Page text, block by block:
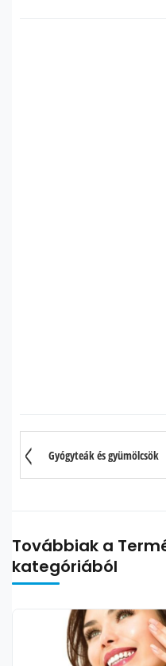
Gyógyteák és gyümölcsök
Továbbiak a
kategóriából